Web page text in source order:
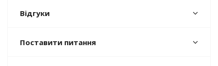
Відгуки
Поставити питання